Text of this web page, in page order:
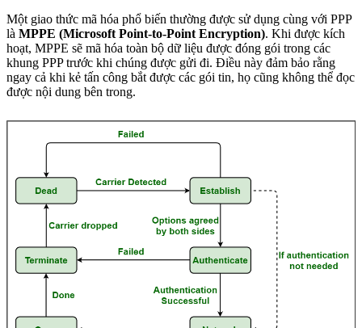
Một giao thức mã hóa phổ biến thường được sử dụng cùng với PPP
là MPPE (Microsoft Point-to-Point Encryption). Khi được kích
hoạt, MPPE sẽ mã hóa toàn bộ dữ liệu được đóng gói trong các
khung PPP trước khi chúng được gửi đi. Điều này đảm bảo rằng
ngay cả khi kẻ tấn công bắt được các gói tin, họ cũng không thể đọc
được nội dung bên trong.